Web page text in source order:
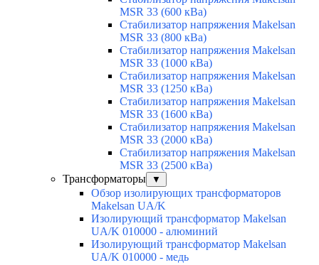
MSR 33 (600 кВа)
Стабилизатор напряжения Makelsan
MSR 33 (800 кВа)
Стабилизатор напряжения Makelsan
MSR 33 (1000 кВа)
Стабилизатор напряжения Makelsan
MSR 33 (1250 кВа)
Стабилизатор напряжения Makelsan
MSR 33 (1600 кВа)
Стабилизатор напряжения Makelsan
MSR 33 (2000 кВа)
Стабилизатор напряжения Makelsan
MSR 33 (2500 кВа)
Трансформаторы
▼
Обзор изолирующих трансформаторов
Makelsan UA/K
Изолирующий трансформатор Makelsan
UA/K 010000 - алюминий
Изолирующий трансформатор Makelsan
UA/K 010000 - медь